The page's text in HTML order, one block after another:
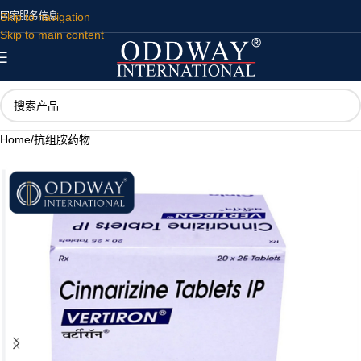
Skip to navigation
Skip to main content
国家服务信息
Home/抗组胺药物